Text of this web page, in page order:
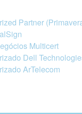
Partner
Multicert
Dell
ArTelecom